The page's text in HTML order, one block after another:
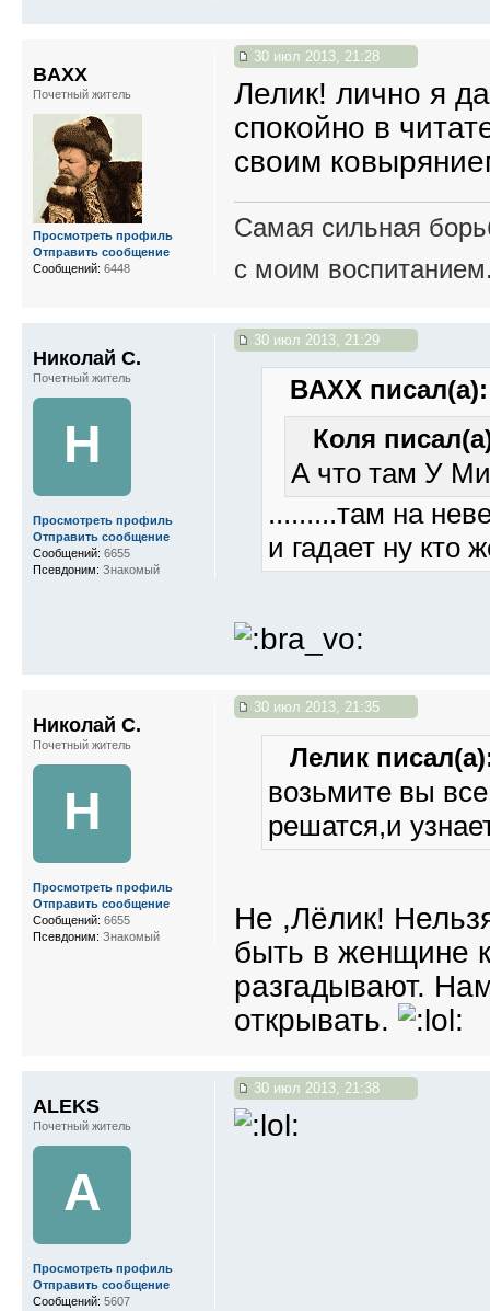
30 июл 2013, 21:28
Лелик! лично я
спокойно в
своим
Самая сильная
с моим
BAXX
Почетный житель
Просмотреть профиль
Отправить сообщение
Сообщений: 6448
30 июл 2013, 21:29
BAXX писал(а):
Коля
А что там У
.........там на
и гадает ну кто
Николай С.
Почетный житель
Н
Просмотреть профиль
Отправить сообщение
Сообщений: 6655
Псевдоним: Знакомый
30 июл 2013, 21:35
Лелик
возьмите вы
решатся,и
Не ,Лёлик!
быть в женщине
разгадывают.
открывать.
Николай С.
Почетный житель
Н
Просмотреть профиль
Отправить сообщение
Сообщений: 6655
Псевдоним: Знакомый
30 июл 2013, 21:38
ALEKS
Почетный житель
A
Просмотреть профиль
Отправить сообщение
Сообщений: 5607